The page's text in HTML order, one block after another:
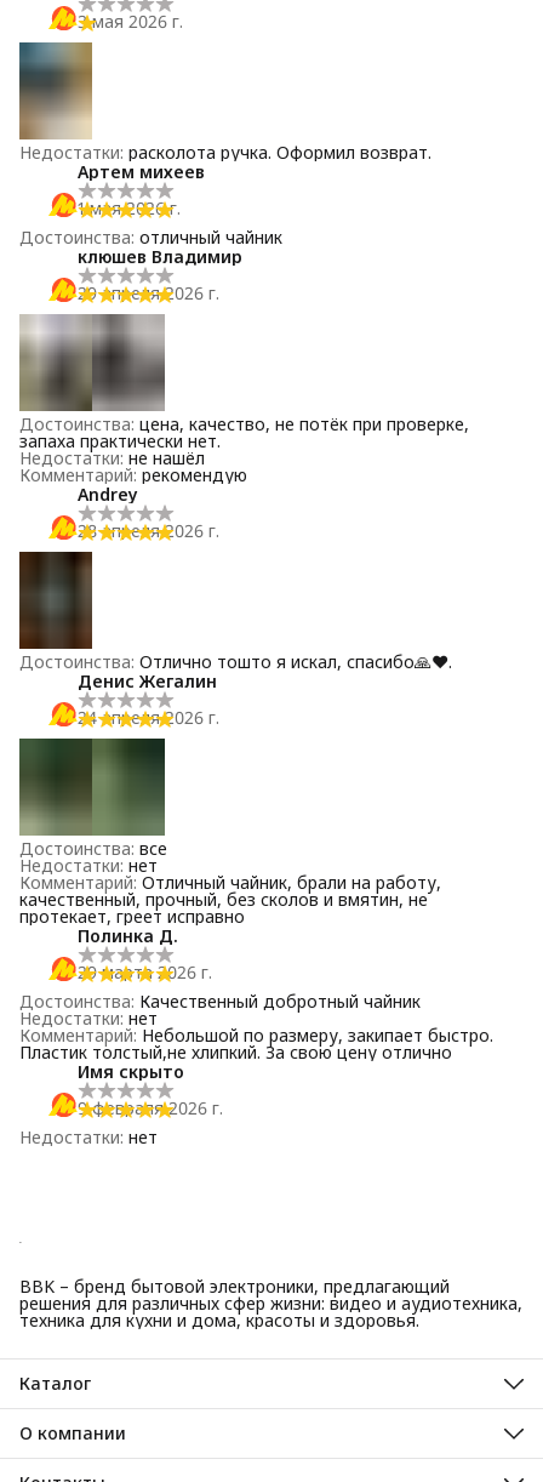
3 мая 2026 г.
Недостатки: расколота ручка. Оформил возврат.
Артем михеев
1 мая 2026 г.
Достоинства: отличный чайник
клюшев Владимир
29 апреля 2026 г.
Достоинства: цена, качество, не потëк при проверке,
запаха практически нет.
Недостатки: не нашёл
Комментарий: рекомендую
Andrey
28 апреля 2026 г.
Достоинства: Отлично тошто я искал, спасибо🙏❤️.
Денис Жегалин
24 апреля 2026 г.
Достоинства: все
Недостатки: нет
Комментарий: Отличный чайник, брали на работу,
качественный, прочный, без сколов и вмятин, не
протекает, греет исправно
Полинка Д.
29 марта 2026 г.
Достоинства: Качественный добротный чайник
Недостатки: нет
Комментарий: Небольшой по размеру, закипает быстро.
Пластик толстый,не хлипкий. За свою цену отлично
Имя скрыто
9 февраля 2026 г.
Недостатки: нет
BBK – бренд бытовой электроники, предлагающий
решения для различных сфер жизни: видео и аудиотехника,
техника для кухни и дома, красоты и здоровья.
Каталог
Красота и здоровье
Техника для кухни
Техника для дома
О компании
О нас